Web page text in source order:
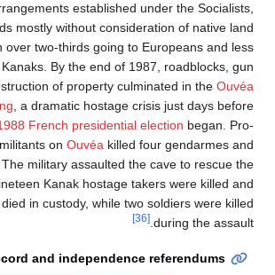
established under the Socialists,
mostly without consideration of native land
over two-thirds going to Europeans and less
Kanaks. By the end of 1987, roadblocks, gun
of property culminated in theOuvéa
, a dramatic hostage crisis just days before
1988 French presidential electionbegan. Pro-
militants onOuvéakilled four gendarmes and
The military assaulted the cave to rescue the
Kanak hostage takers were killed and
died in custody, while two soldiers were killed
during the assault.
and independence referendums